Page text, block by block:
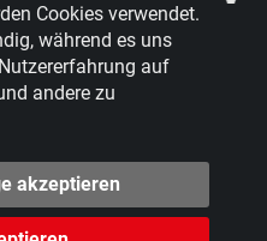
Cookies verwendet.
während es uns
auf
andere zu
akzeptieren